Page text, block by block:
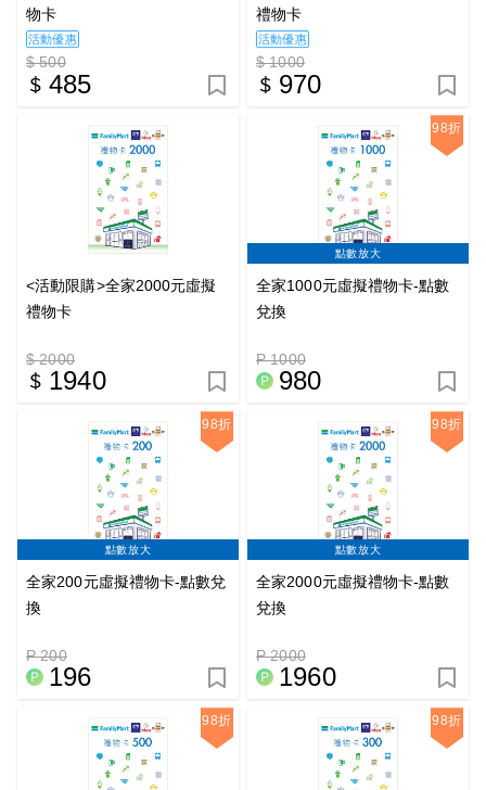
物卡
活動優惠
$ 500
485
禮物卡
活動優惠
$ 1000
970
<活動限購>全家2000元虛擬
禮物卡
$ 2000
1940
98折
點數放大
全家1000元虛擬禮物卡-點數
兌換
P 1000
980
98折
點數放大
全家200元虛擬禮物卡-點數兌
換
P 200
196
98折
點數放大
全家2000元虛擬禮物卡-點數
兌換
P 2000
1960
98折 98折